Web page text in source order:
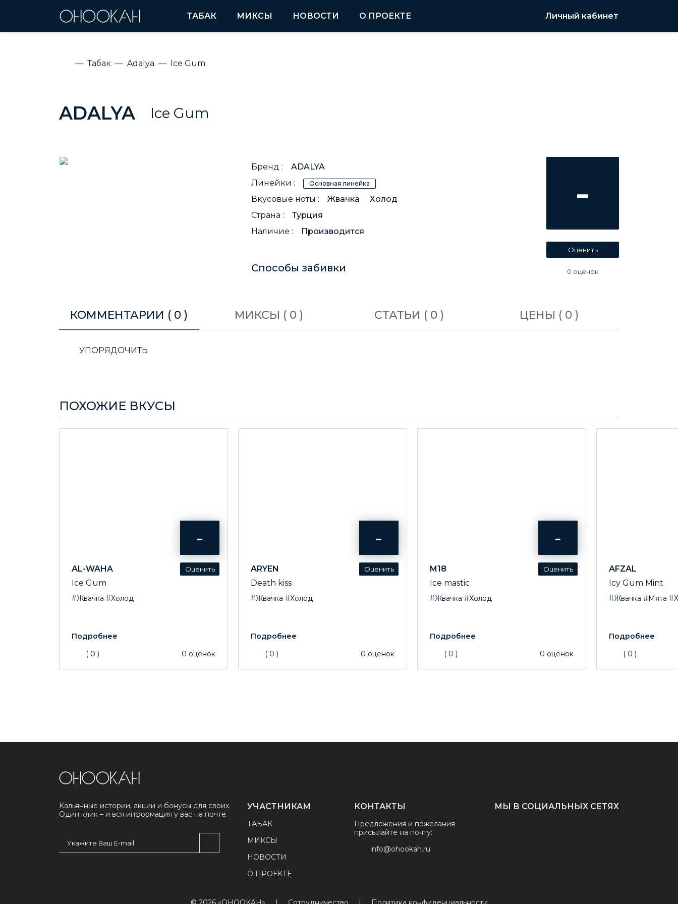
ТАБАК МИКСЫ НОВОСТИ О ПРОЕКТЕ Личный кабинет
Табак Adalya Ice Gum
ADALYA Ice Gum
Бренд :
ADALYA
Линейки :
Основная линейка
Вкусовые ноты : Жвачка
Холод
Страна :
Турция
Наличие :
Производится
Способы забивки
-
0 оценок
КОММЕНТАРИИ ( 0 ) МИКСЫ ( 0 ) СТАТЬИ ( 0 ) ЦЕНЫ ( 0 )
УПОРЯДОЧИТЬ
ПОХОЖИЕ ВКУСЫ
-
AL-WAHA
Ice Gum
#Жвачка #Холод
( 0 ) 0 оценок
-
ARYEN
Death kiss
#Жвачка #Холод
( 0 ) 0 оценок
-
M18
Ice mastic
#Жвачка #Холод
( 0 ) 0 оценок
AFZAL
Icy Gum Mint
#Жвачка #Мята
( 0 )
Кальянные истории, акции и бонусы для своих.
Один клик – и вся информация у вас на почте.
УЧАСТНИКАМ
ТАБАК
МИКСЫ
НОВОСТИ
О ПРОЕКТЕ
КОНТАКТЫ
Предложения и пожелания
присылайте на почту:
info@ohookah.ru
МЫ В СОЦИАЛЬНЫХ СЕТЯХ